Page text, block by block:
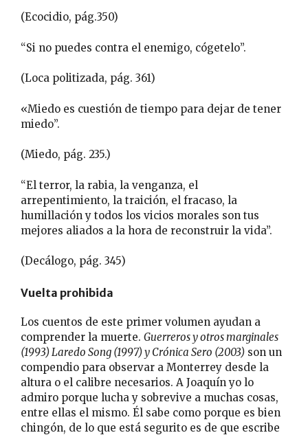
(Ecocidio, pág.350)
“Si no puedes contra el enemigo, cógetelo”.
(Loca politizada, pág. 361)
«Miedo es cuestión de tiempo para dejar de tener
miedo”.
(Miedo, pág. 235.)
“El terror, la rabia, la venganza, el
arrepentimiento, la traición, el fracaso, la
humillación y todos los vicios morales son tus
mejores aliados a la hora de reconstruir la vida”.
(Decálogo, pág. 345)
Vuelta prohibida
Los cuentos de este primer volumen ayudan a
comprender la muerte. Guerreros y otros marginales
(1993) Laredo Song (1997) y Crónica Sero (2003) son un
compendio para observar a Monterrey desde la
altura o el calibre necesarios. A Joaquín yo lo
admiro porque lucha y sobrevive a muchas cosas,
entre ellas el mismo. Él sabe como porque es bien
chingón, de lo que está segurito es de que escribe